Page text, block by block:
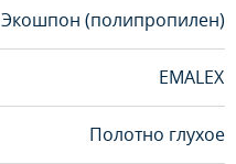
Экошпон (полипропилен)
EMALEX
Полотно глухое